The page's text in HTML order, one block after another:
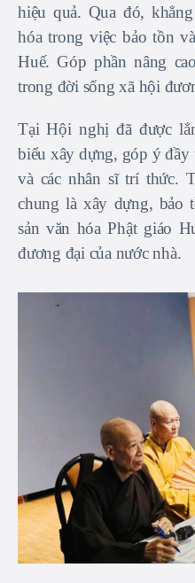
hiệu quả. Qua đó,
hóa trong việc bảo tồn
Huế. Góp phần nâng
trong đời sống xã hội
Tại Hội nghị đã được
biểu xây dựng, góp ý đầy
và các nhân sĩ trí thức.
chung là xây dựng, bảo
sản văn hóa Phật giáo
đương đại của nước nhà.